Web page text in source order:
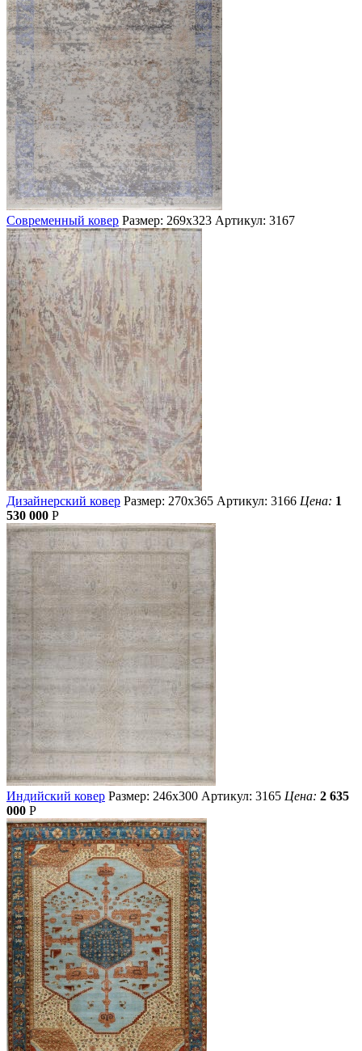
Современный ковер Размер: 269х323 Артикул: 3167
Дизайнерский ковер Размер: 270х365 Артикул: 3166 Цена: 1
530 000 Р
Индийский ковер Размер: 246х300 Артикул: 3165 Цена: 2 635
000 Р